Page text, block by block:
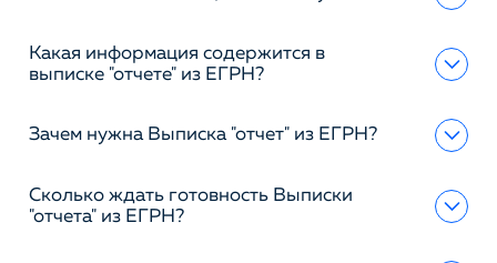
Какая информация содержится в
выписке "отчете" из ЕГРН?
Зачем нужна Выписка "отчет" из ЕГРН?
Сколько ждать готовность Выписки
"отчета" из ЕГРН?